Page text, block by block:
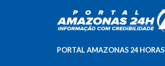
PORTAL AMAZONAS 24 HORAS